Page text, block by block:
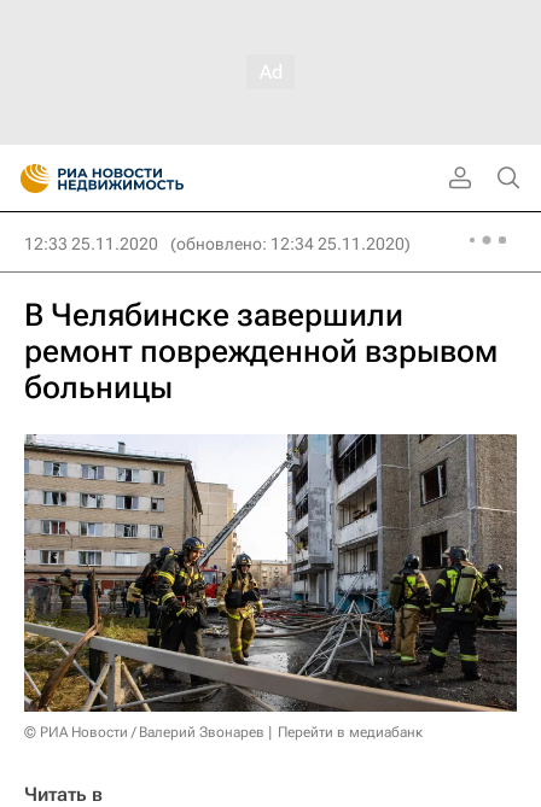
12:33 25.11.2020 (обновлено: 12:34 25.11.2020)
В Челябинске завершили
ремонт поврежденной взрывом
больницы
© РИА Новости / Валерий Звонарев Перейти в медиабанк
Читать в